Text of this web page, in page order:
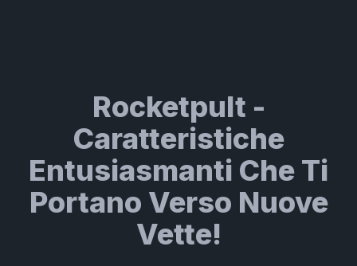
Rocketpult -
Caratteristiche
Entusiasmanti Che Ti
Portano Verso Nuove
Vette!